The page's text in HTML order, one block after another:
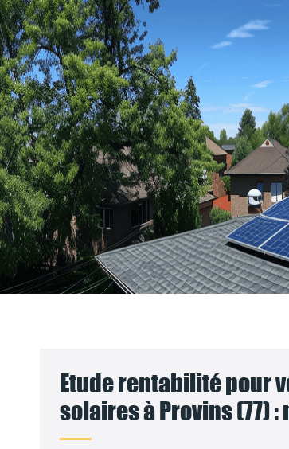
Etude rentabilité pour
solaires à Provins (77)